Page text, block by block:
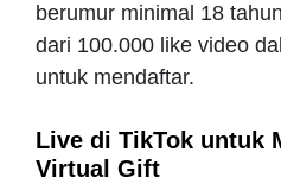
berumur minimal 18
dari 100.000 like video
untuk mendaftar.
Live di TikTok untuk
Virtual Gift